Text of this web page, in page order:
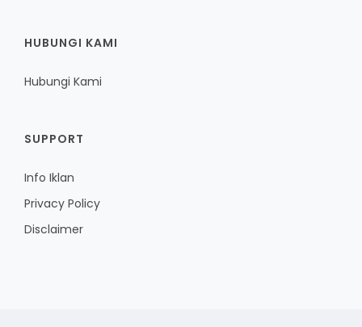
HUBUNGI KAMI
Hubungi Kami
SUPPORT
Info Iklan
Privacy Policy
Disclaimer